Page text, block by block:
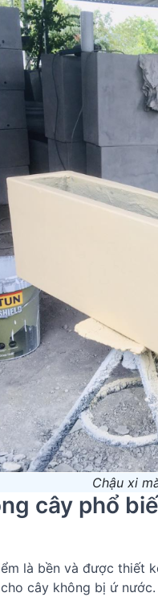
Chậu xi
cây phổ
là bền và được thiết
cây không bị ứ nước.